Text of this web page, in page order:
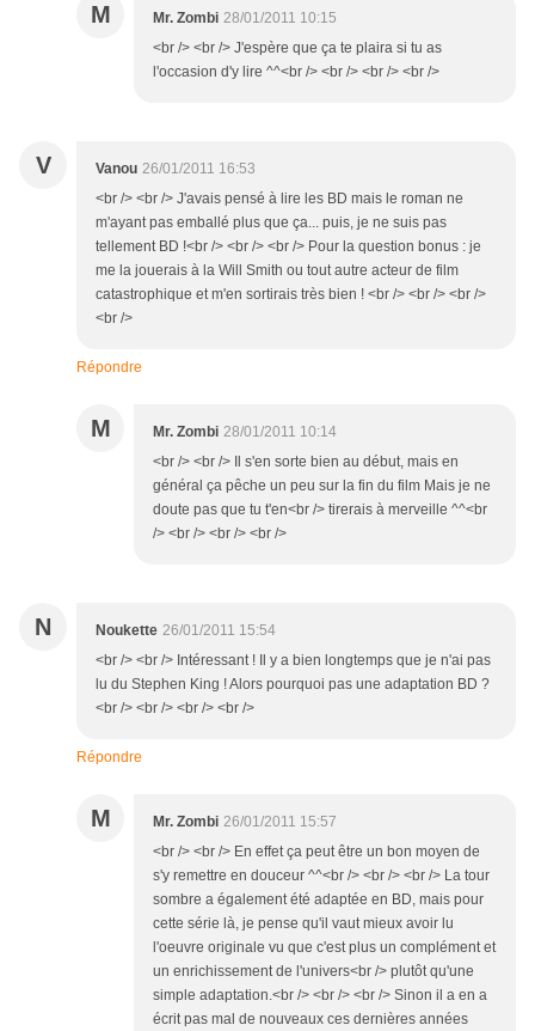
M Mr. Zombi 28/01/2011 10:15
<br /> <br /> J'espère que ça te plaira si tu as
l'occasion d'y lire ^^<br /> <br /> <br /> <br />
V Vanou 26/01/2011 16:53
<br /> <br /> J'avais pensé à lire les BD mais le roman ne
m'ayant pas emballé plus que ça... puis, je ne suis pas
tellement BD !<br /> <br /> <br /> Pour la question bonus : je
me la jouerais à la Will Smith ou tout autre acteur de film
catastrophique et m'en sortirais très bien ! <br /> <br /> <br />
<br />
Répondre
M Mr. Zombi 28/01/2011 10:14
<br /> <br /> Il s'en sorte bien au début, mais en
général ça pêche un peu sur la fin du film Mais je ne
doute pas que tu t'en<br /> tirerais à merveille ^^<br
/> <br /> <br /> <br />
N Noukette 26/01/2011 15:54
<br /> <br /> Intéressant ! Il y a bien longtemps que je n'ai pas
lu du Stephen King ! Alors pourquoi pas une adaptation BD ?
<br /> <br /> <br /> <br />
Répondre
M Mr. Zombi 26/01/2011 15:57
<br /> <br /> En effet ça peut être un bon moyen de
s'y remettre en douceur ^^<br /> <br /> <br /> La tour
sombre a également été adaptée en BD, mais pour
cette série là, je pense qu'il vaut mieux avoir lu
l'oeuvre originale vu que c'est plus un complément et
un enrichissement de l'univers<br /> plutôt qu'une
simple adaptation.<br /> <br /> <br /> Sinon il a en a
écrit pas mal de nouveaux ces dernières années